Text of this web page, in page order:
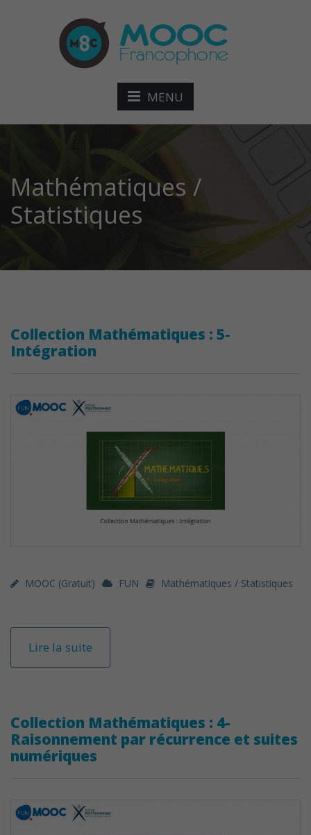
MENU
Mathématiques /
Statistiques
Collection Mathématiques : 5-
Intégration
MOOC (gratuit) FUN Mathématiques / Statistiques
Lire la suite
Collection Mathématiques : 4-
Raisonnement par récurrence et suites
numériques